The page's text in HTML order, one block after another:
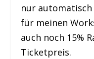
nur
für meinen
auch noch 15%
Ticketpreis.